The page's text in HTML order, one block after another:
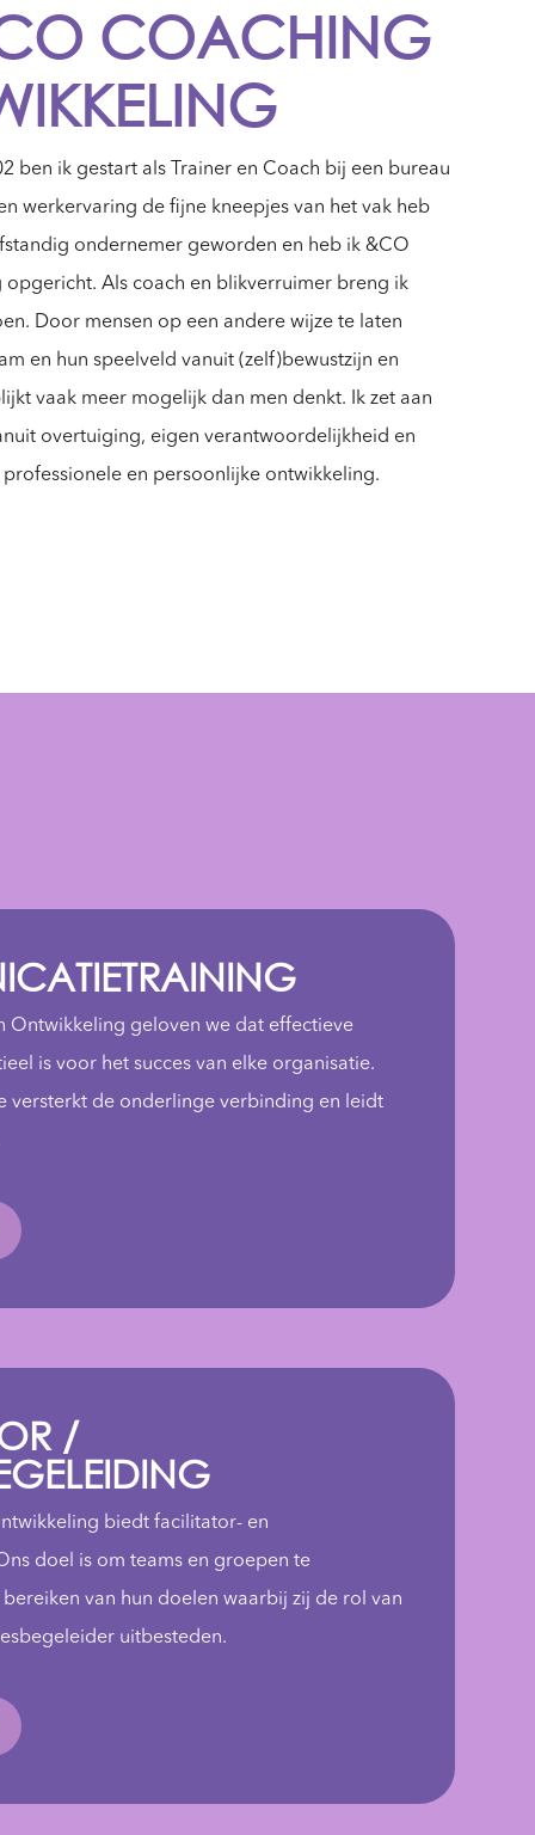
COACHING
ben ik gestart als Trainer en Coach bij een bureau
werkervaring de fijne kneepjes van het vak heb
ondernemer geworden en heb ik &CO
Als coach en blikverruimer breng ik
Door mensen op een andere wijze te laten
en hun speelveld vanuit (zelf)bewustzijn en
vaak meer mogelijk dan men denkt. Ik zet aan
overtuiging, eigen verantwoordelijkheid en
en persoonlijke ontwikkeling.
Ontwikkeling geloven we dat effectieve
is voor het succes van elke organisatie.
versterkt de onderlinge verbinding en leidt
/
biedt facilitator- en
doel is om teams en groepen te
van hun doelen waarbij zij de rol van
uitbesteden.